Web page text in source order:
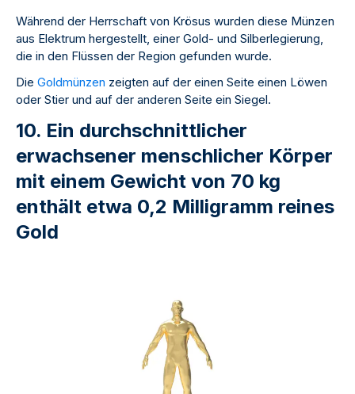
Während der Herrschaft von Krösus wurden diese Münzen
aus Elektrum hergestellt, einer Gold- und Silberlegierung,
die in den Flüssen der Region gefunden wurde.
Die Goldmünzen zeigten auf der einen Seite einen Löwen
oder Stier und auf der anderen Seite ein Siegel.
10. Ein durchschnittlicher
erwachsener menschlicher Körper
mit einem Gewicht von 70 kg
enthält etwa 0,2 Milligramm reines
Gold